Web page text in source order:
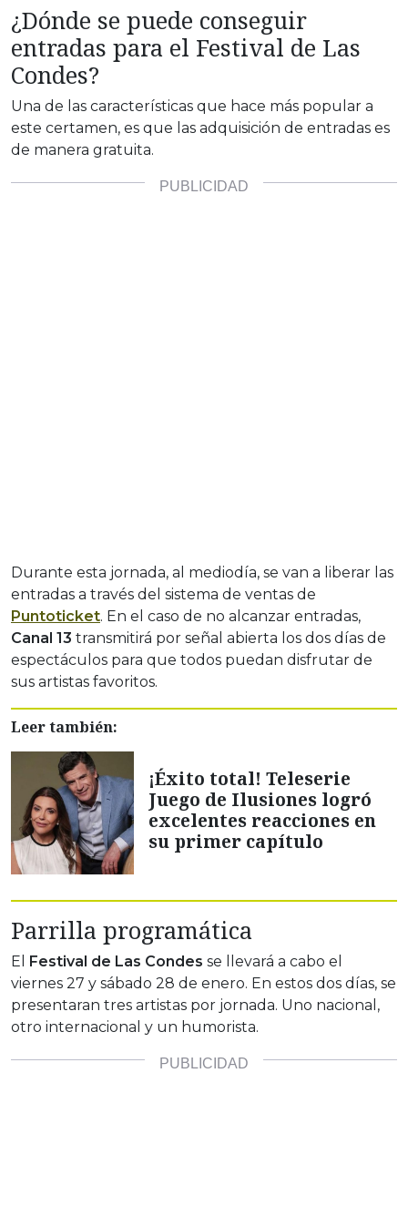
¿Dónde se puede conseguir
entradas para el Festival de Las
Condes?
Una de las características que hace más popular a
este certamen, es que las adquisición de entradas es
de manera gratuita.
Durante esta jornada, al mediodía, se van a liberar las
entradas a través del sistema de ventas de
Puntoticket. En el caso de no alcanzar entradas,
Canal 13 transmitirá por señal abierta los dos días de
espectáculos para que todos puedan disfrutar de
sus artistas favoritos.
Leer también:
¡Éxito total! Teleserie
Juego de Ilusiones logró
excelentes reacciones en
su primer capítulo
Parrilla programática
El Festival de Las Condes se llevará a cabo el
viernes 27 y sábado 28 de enero. En estos dos días, se
presentaran tres artistas por jornada. Uno nacional,
otro internacional y un humorista.